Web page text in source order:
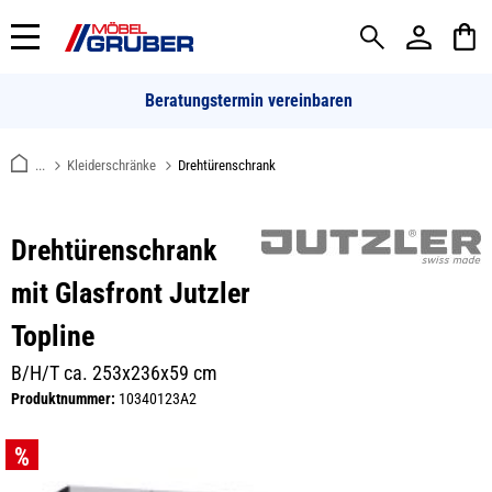
springen
Beratungstermin vereinbaren
... Kleiderschränke Drehtürenschrank
Drehtürenschrank
mit Glasfront Jutzler
Topline
B/H/T ca. 253x236x59 cm
Produktnummer: 10340123A2
Bildergalerie überspringen